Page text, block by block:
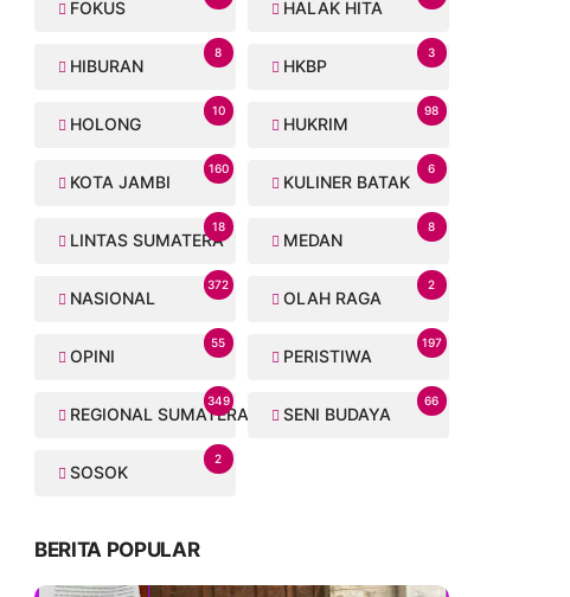
FOKUS HALAK HITA
HIBURAN
8
HKBP
3
HOLONG
10
HUKRIM
98
KOTA JAMBI
160
KULINER BATAK
6
LINTAS SUMATERA
18
MEDAN
8
NASIONAL
372
OLAH RAGA
2
OPINI
55
PERISTIWA
197
REGIONAL SUMATERA
349
SENI BUDAYA
66
SOSOK
2
BERITA POPULAR